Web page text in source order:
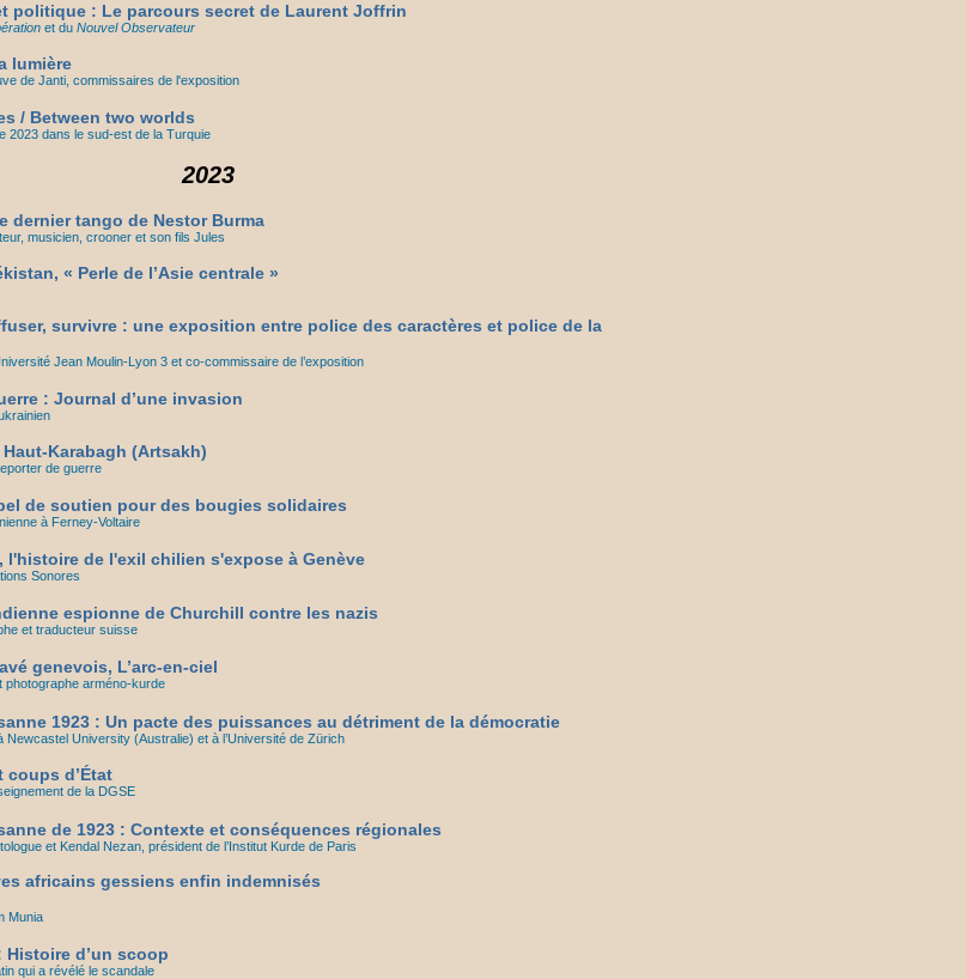
politique : Le parcours secret de Laurent Joffrin
et du Nouvel Observateur
lumière
de Janti, commissaires de l'exposition
/ Between two worlds
2023 dans le sud-est de la Turquie
2023
dernier tango de Nestor Burma
musicien, crooner et son fils Jules
« Perle de l’Asie centrale »
survivre : une exposition entre police des caractères et police de la
Jean Moulin-Lyon 3 et co-commissaire de l’exposition
: Journal d’une invasion
Karabagh (Artsakh)
de guerre
de soutien pour des bougies solidaires
à Ferney-Voltaire
l'histoire de l'exil chilien s'expose à Genève
Sonores
espionne de Churchill contre les nazis
et traducteur suisse
genevois, L’arc-en-ciel
photographe arméno-kurde
1923 : Un pacte des puissances au détriment de la démocratie
University (Australie) et à l’Université de Zürich
coups d’État
de la DGSE
de 1923 : Contexte et conséquences régionales
et Kendal Nezan, président de l’Institut Kurde de Paris
africains gessiens enfin indemnisés
Munia
d’un scoop
qui a révélé le scandale